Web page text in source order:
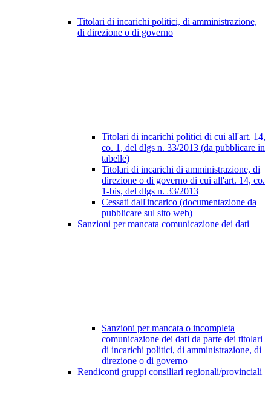
Titolari di incarichi politici, di amministrazione,
di direzione o di governo
Titolari di incarichi politici di cui all'art. 14,
co. 1, del dlgs n. 33/2013 (da pubblicare in
tabelle)
Titolari di incarichi di amministrazione, di
direzione o di governo di cui all'art. 14, co.
1-bis, del dlgs n. 33/2013
Cessati dall'incarico (documentazione da
pubblicare sul sito web)
Sanzioni per mancata comunicazione dei dati
Sanzioni per mancata o incompleta
comunicazione dei dati da parte dei titolari
di incarichi politici, di amministrazione, di
direzione o di governo
Rendiconti gruppi consiliari regionali/provinciali